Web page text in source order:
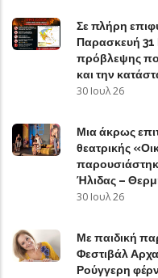
Σε πλήρη
Παρασκευή 31
πρόβλεψης
και την
30 Ιουλ 26
Μια άκρως
θεατρικής
Ήλιδας –
30 Ιουλ 26
Με παιδική
Φεστιβάλ
Ρούγγερη